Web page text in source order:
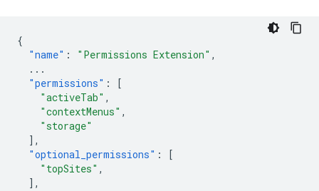
{
"name" : "Permissions Extension" ,
...
"permissions" :
[
"activeTab" ,
"contextMenus" ,
"storage"
],
"optional_permissions" :
[
"topSites" ,
],